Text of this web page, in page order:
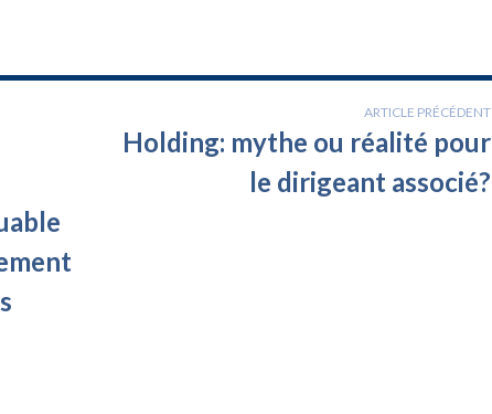
ARTICLE PRÉCÉDENT
Holding: mythe ou réalité pour
le dirigeant associé?